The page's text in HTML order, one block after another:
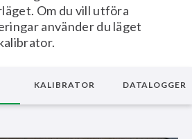
Om du vill utföra
använder du läget
KALIBRATOR DATALOGGER